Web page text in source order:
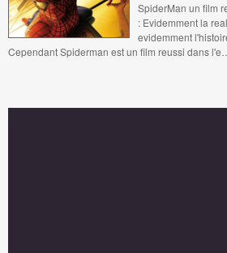
SpiderMan un film
: Evidemment la
evidemment
Cependant Spiderman est un film reussi dans l'e…